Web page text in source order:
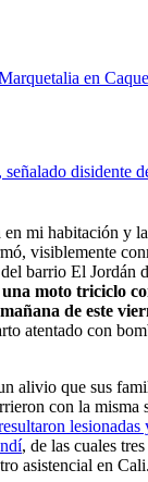
en
disidente
en mi habitación y
visiblemente
barrio El Jordán
moto triciclo
de este
atentado con
alivio que sus
con la misma
í, de las cuales
asistencial en Cali.